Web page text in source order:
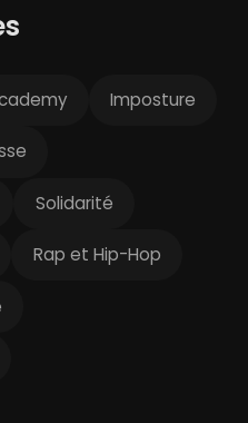
Imposture
Solidarité
Rap et Hip-Hop